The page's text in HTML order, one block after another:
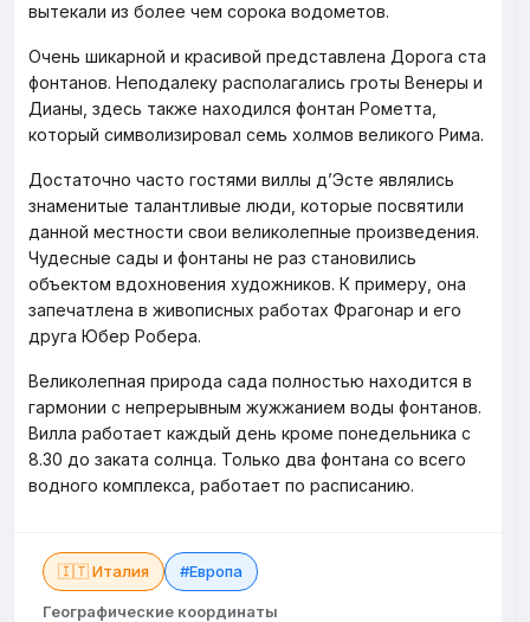
вытекали из более чем сорока водометов.
Очень шикарной и красивой представлена Дорога ста
фонтанов. Неподалеку располагались гроты Венеры и
Дианы, здесь также находился фонтан Рометта,
который символизировал семь холмов великого Рима.
Достаточно часто гостями виллы д’Эсте являлись
знаменитые талантливые люди, которые посвятили
данной местности свои великолепные произведения.
Чудесные сады и фонтаны не раз становились
объектом вдохновения художников. К примеру, она
запечатлена в живописных работах Фрагонар и его
друга Юбер Робера.
Великолепная природа сада полностью находится в
гармонии с непрерывным жужжанием воды фонтанов.
Вилла работает каждый день кроме понедельника с
8.30 до заката солнца. Только два фонтана со всего
водного комплекса, работает по расписанию.
🇮🇹 Италия #Европа
Географические координаты